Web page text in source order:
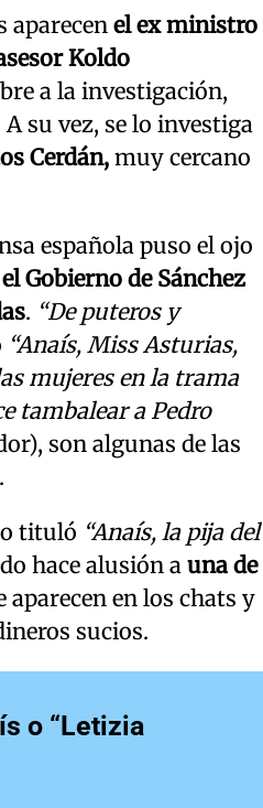
aparecen el ex ministro
Koldo
a la investigación,
su vez, se lo investiga
Cerdán, muy cercano
española puso el ojo
el Gobierno de Sánchez
. “De puteros y
“Anaís, Miss Asturias,
mujeres en la trama
tambalear a Pedro
son algunas de las
tituló “Anaís, la pija del
hace alusión a una de
aparecen en los chats y
sucios.
o “Letizia